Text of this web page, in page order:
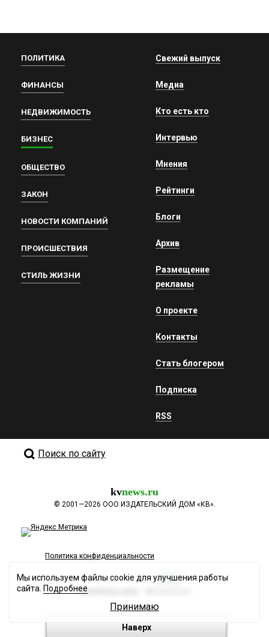
ПОЛИТИКА
ФИНАНСЫ
НЕДВИЖИМОСТЬ
БИЗНЕС
ОБЩЕСТВО
ЗАКОН
НОВОСТИ КОМПАНИЙ
ПРОИСШЕСТВИЯ
СТИЛЬ ЖИЗНИ
Свежий выпуск
Медиа
Кто есть кто
Интервью
Мнения
Рейтинги
Блоги
Архив
Размещение
рекламы
О проекте
Контакты
Стать блогером
Подписка
RSS
Поиск по сайту
kvnews.ru
© 2001—2026 ООО ИЗДАТЕЛЬСКИЙ ДОМ «КВ».
Политика конфиденциальности
Разработка сайта
Наверх
Мы используем файлы cookie для улучшения работы
сайта. Подробнее
Принимаю